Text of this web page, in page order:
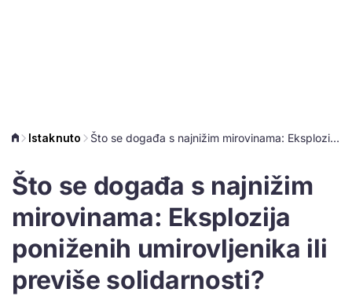
Istaknuto Što se događa s najnižim mirovinama: Eksplozija poniženih umirovljenika ili previše solidarnosti?
Što se događa s najnižim
mirovinama: Eksplozija
poniženih umirovljenika ili
previše solidarnosti?